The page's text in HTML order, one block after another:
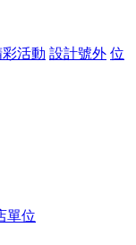
活動 設計號外 位
單位